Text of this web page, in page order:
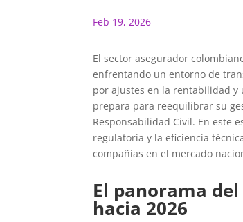
Feb 19, 2026
El sector asegurador
enfrentando un entorno de
por ajustes en la rentabilidad
prepara para reequilibrar su
Responsabilidad Civil. En este
regulatoria y la eficiencia
compañías en el mercado
El panorama
hacia 2026